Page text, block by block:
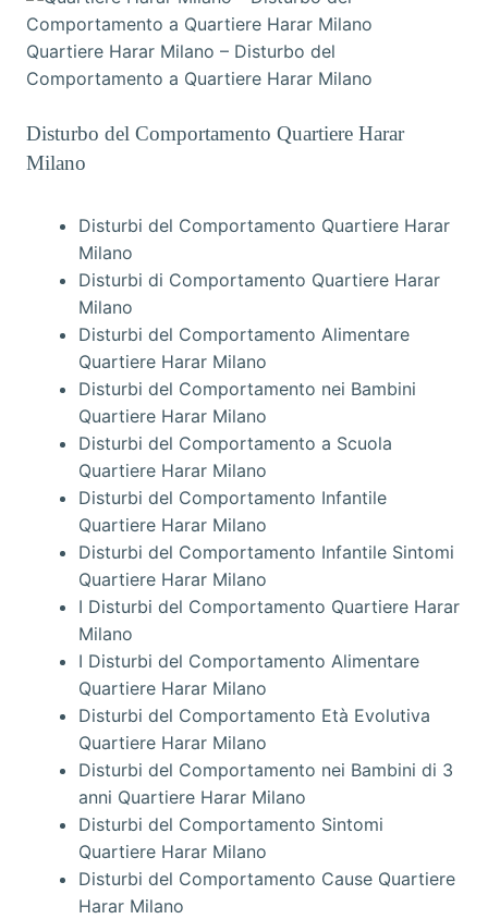
Quartiere Harar Milano – Disturbo del
Comportamento a Quartiere Harar Milano
Disturbo del Comportamento Quartiere Harar
Milano
Disturbi del Comportamento Quartiere Harar
Milano
Disturbi di Comportamento Quartiere Harar
Milano
Disturbi del Comportamento Alimentare
Quartiere Harar Milano
Disturbi del Comportamento nei Bambini
Quartiere Harar Milano
Disturbi del Comportamento a Scuola
Quartiere Harar Milano
Disturbi del Comportamento Infantile
Quartiere Harar Milano
Disturbi del Comportamento Infantile Sintomi
Quartiere Harar Milano
I Disturbi del Comportamento Quartiere Harar
Milano
I Disturbi del Comportamento Alimentare
Quartiere Harar Milano
Disturbi del Comportamento Età Evolutiva
Quartiere Harar Milano
Disturbi del Comportamento nei Bambini di 3
anni Quartiere Harar Milano
Disturbi del Comportamento Sintomi
Quartiere Harar Milano
Disturbi del Comportamento Cause Quartiere
Harar Milano